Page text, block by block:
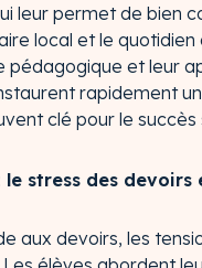
leur permet de bien
local et le quotidien
pédagogique et leur
rapidement
clé pour le succès
stress des devoirs
aux devoirs, les